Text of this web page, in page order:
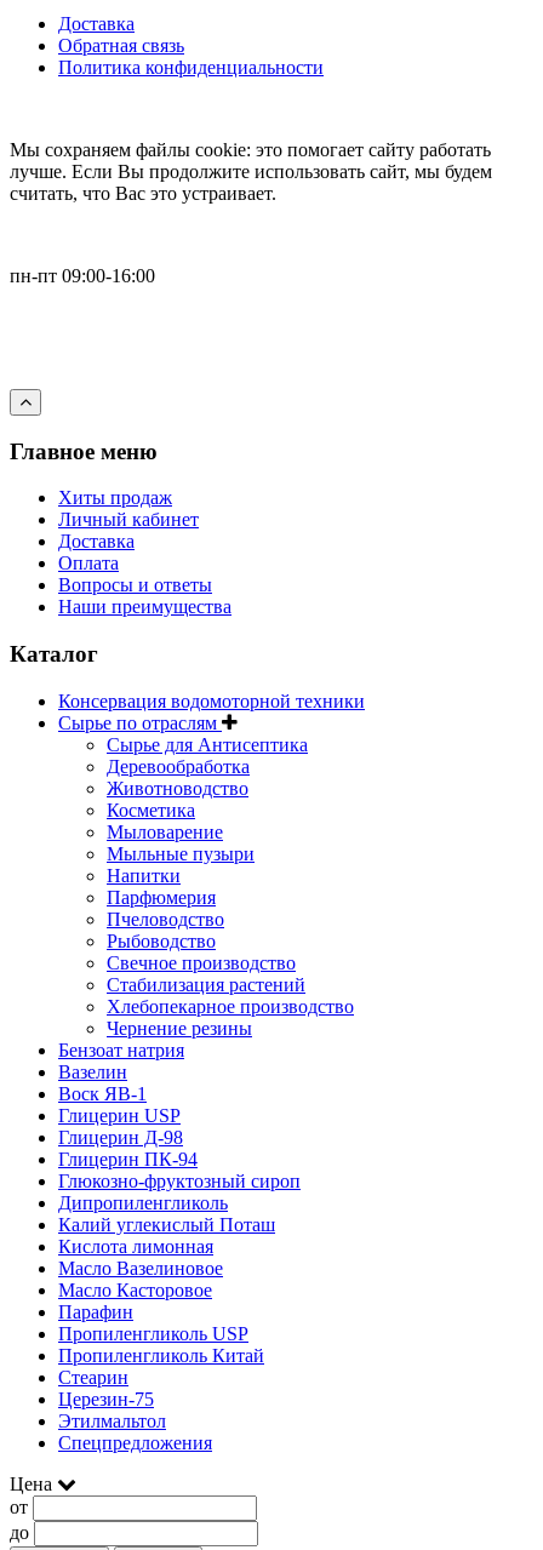
Доставка
Обратная связь
Политика конфиденциальности
Мы cохраняем файлы cookie: это помогает сайту работать
лучше. Если Вы продолжите использовать сайт, мы будем
считать, что Вас это устраивает.
пн-пт 09:00-16:00
Главное меню
Хиты продаж
Личный кабинет
Доставка
Оплата
Вопросы и ответы
Наши преимущества
Каталог
Консервация водомоторной техники
Сырье по отраслям
Сырье для Антисептика
Деревообработка
Животноводство
Косметика
Мыловарение
Мыльные пузыри
Напитки
Парфюмерия
Пчеловодство
Рыбоводство
Свечное производство
Стабилизация растений
Хлебопекарное производство
Чернение резины
Бензоат натрия
Вазелин
Воск ЯВ-1
Глицерин USP
Глицерин Д-98
Глицерин ПК-94
Глюкозно-фруктозный сироп
Дипропиленгликоль
Калий углекислый Поташ
Кислота лимонная
Масло Вазелиновое
Масло Касторовое
Парафин
Пропиленгликоль USP
Пропиленгликоль Китай
Стеарин
Церезин-75
Этилмальтол
Спецпредложения
Цена
от
до